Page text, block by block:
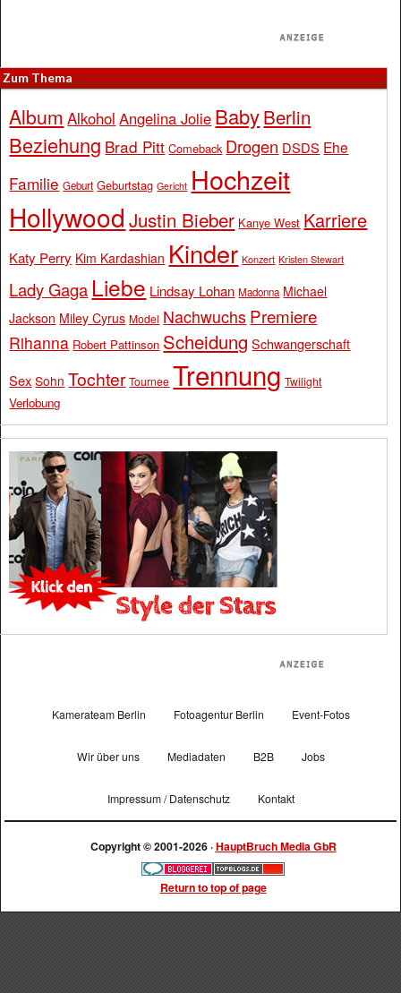
Zum Thema
Album Alkohol Angelina Jolie BabyBerlin
Beziehung Brad Pitt Comeback Drogen DSDS Ehe
Familie Geburt Geburtstag Gericht Hochzeit
Hollywood Justin Bieber Kanye West Karriere
Katy Perry Kim Kardashian Kinder Konzert Kristen Stewart
Lady Gaga Liebe Lindsay Lohan Madonna Michael
Jackson Miley Cyrus Model Nachwuchs Premiere
Rihanna Robert Pattinson Scheidung Schwangerschaft
Sex Sohn Tochter Tournee Trennung Twilight
Verlobung
Kamerateam Berlin Fotoagentur Berlin Event-Fotos
Wir über uns Mediadaten B2B Jobs
Impressum / Datenschutz Kontakt
Copyright © 2001-2026 ·HauptBruch Media GbR
Return to top of page